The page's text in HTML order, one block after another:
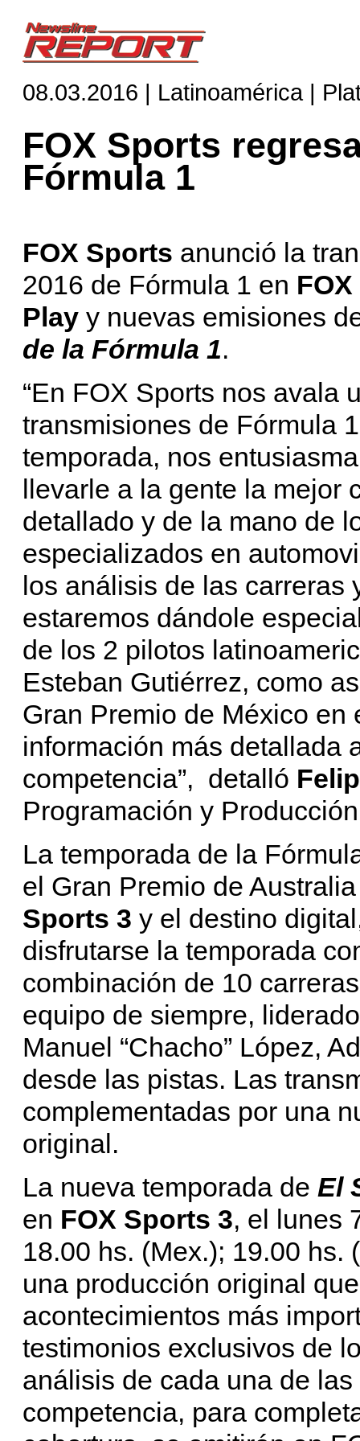
08.03.2016 | Latinoamérica |
FOX Sports
Fórmula 1
FOX Sports anunció la
2016 de Fórmula 1 en
Play y nuevas emisiones
de la Fórmula 1.
“En FOX Sports nos avala
transmisiones de Fórmula
temporada, nos
llevarle a la gente la mejor
detallado y de la mano de
especializados en
los análisis de las carreras
estaremos dándole
de los 2 pilotos
Esteban Gutiérrez, como
Gran Premio de México en
información más detallada
competencia”, detalló
Programación y
La temporada de la
el Gran Premio de
Sports 3 y el destino
disfrutarse la temporada
combinación de 10
equipo de siempre,
Manuel “Chacho” López,
desde las pistas. Las
complementadas por una
original.
La nueva temporada de El
en FOX Sports 3, el lunes
18.00 hs. (Mex.); 19.00 hs.
una producción original
acontecimientos más
testimonios exclusivos de
análisis de cada una de
competencia, para